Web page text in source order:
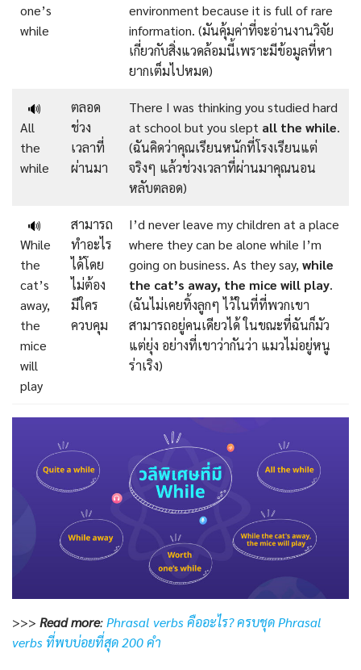
one’s
while
environment because it is full of rare
information. (มันคุ้มค่าที่จะอ่านงานวิจัย
เกี่ยวกับสิ่งแวดล้อมนี้เพราะมีข้อมูลที่หา
ยากเต็มไปหมด)
🔊
All
the
while
ตลอด
ช่วง
เวลาที่
ผ่านมา
There I was thinking you studied hard
at school but you slept all the while.
(ฉันคิดว่าคุณเรียนหนักที่โรงเรียนแต่
จริงๆ แล้วช่วงเวลาที่ผ่านมาคุณนอน
หลับตลอด)
🔊
While
the
cat’s
away,
the
mice
will
play
สามารถ
ทำอะไร
ได้โดย
ไม่ต้อง
มีใคร
ควบคุม
I’d never leave my children at a place
where they can be alone while I’m
going on business. As they say, while
the cat’s away, the mice will play.
(ฉันไม่เคยทิ้งลูกๆ ไว้ในที่ที่พวกเขา
สามารถอยู่คนเดียวได้ ในขณะที่ฉันก็มัว
แต่ยุ่ง อย่างที่เขาว่ากันว่า แมวไม่อยู่หนู
ร่าเริง)
>>> Read more:Phrasal verbs คืออะไร? ครบชุด Phrasal
verbs ที่พบบ่อยที่สุด 200 คำ